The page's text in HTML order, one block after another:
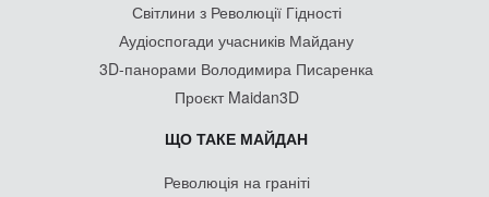
Світлини з Революції Гідності
Аудіоспогади учасників Майдану
3D-панорами Володимира Писаренка
Проєкт Maidan3D
ЩО ТАКЕ МАЙДАН
Революція на граніті